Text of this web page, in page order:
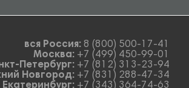
вся Россия: 8 (800) 500-17-41
Москва: +7 (499) 450-99-01
Петербург: +7 (812) 313-23-94
Новгород: +7 (831) 288-47-34
Екатеринбург: +7 (343) 364-74-63